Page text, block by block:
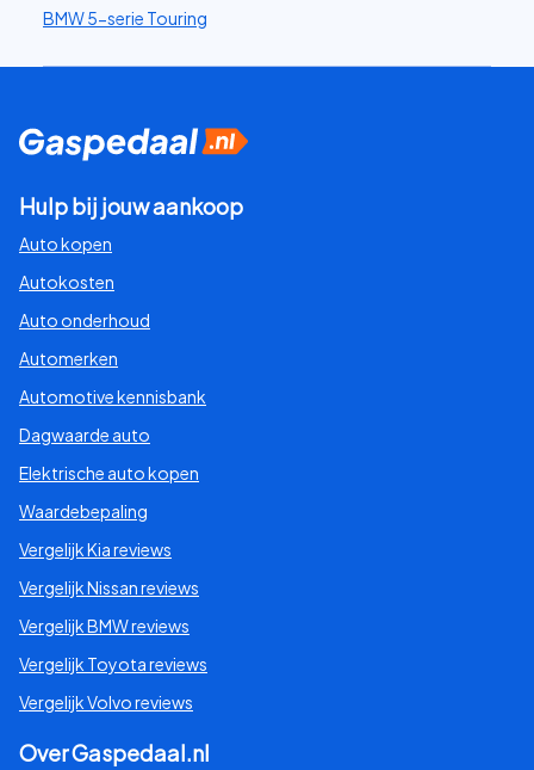
BMW 5-serie Touring
Hulp bij jouw aankoop
Auto kopen
Autokosten
Auto onderhoud
Automerken
Automotive kennisbank
Dagwaarde auto
Elektrische auto kopen
Waardebepaling
Vergelijk Kia reviews
Vergelijk Nissan reviews
Vergelijk BMW reviews
Vergelijk Toyota reviews
Vergelijk Volvo reviews
Over Gaspedaal.nl